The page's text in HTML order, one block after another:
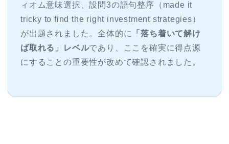
ィオム意味選択、設問3の語句整序（made it
tricky to find the right investment strategies）
が出題されました。全体的に
「落ち着いて解け
ば取れる」レベルであり、ここを確実に得点源
にすることの重要性が改めて確認されました。